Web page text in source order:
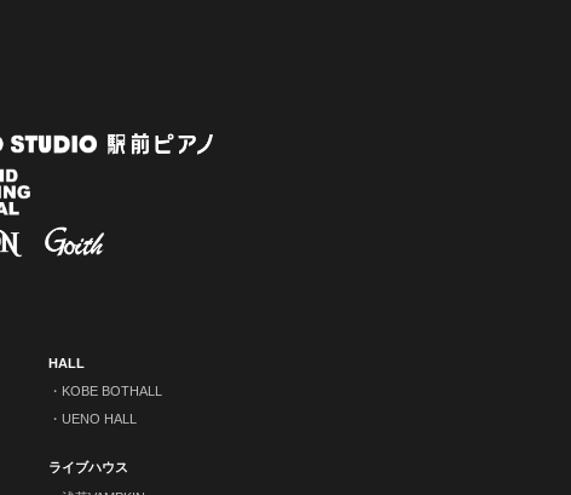
HALL
KOBE BOTHALL
UENO HALL
ライブハウス